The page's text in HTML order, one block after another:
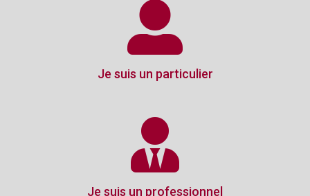
Je suis un particulier
Je suis un professionnel